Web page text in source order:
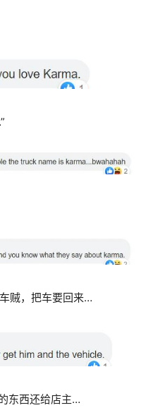
贼，把车要回来…
东西还给店主…